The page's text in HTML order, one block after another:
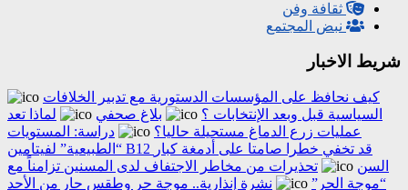
ثقافة وفن
نبض المجتمع
شريط الاخبار
كيف نحافظ على المؤسسات الدستورية مع تدبير الخلافات
السياسية قبل وبعد الإنتخابات ؟
بلاغ صحفي
لماذا تعد
عمليات زرع الدماغ مستحيلة حاليا؟
دراسة: المستويات
“الطبيعية” لفيتامين B12 قد تخفي خطرا صامتا على أدمغة كبار
السن
تحذيرات من مخاطر الاجتفاف لدى المسنين تزامناً مع
“موجة الحر”
نشرة إنذارية.. موجة حر وطقس حار من الأحد